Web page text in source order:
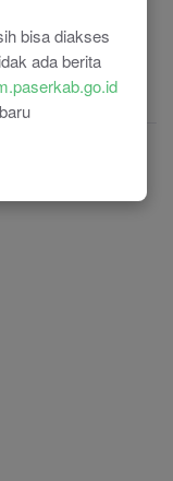
bisa diakses
ada berita